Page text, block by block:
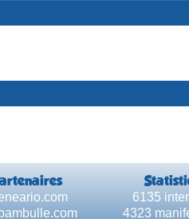
6135
4323